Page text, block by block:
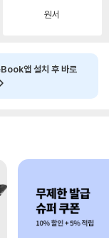
원서
앱 설치 후 바로